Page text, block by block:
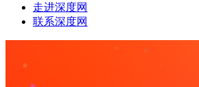
走进深度网
联系深度网